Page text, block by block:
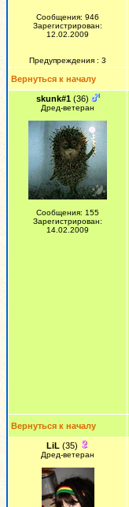
Сообщения: 946
Зарегистрирован:
12.02.2009
Предупреждения : 3
Вернуться к началу
skunk#1(36)
Дред-ветеран
Сообщения: 155
Зарегистрирован:
14.02.2009
Вернуться к началу
LiL (35)
Дред-ветеран